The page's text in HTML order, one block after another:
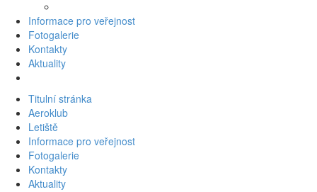
Informace pro veřejnost
Fotogalerie
Kontakty
Aktuality
Titulní stránka
Aeroklub
Letiště
Informace pro veřejnost
Fotogalerie
Kontakty
Aktuality